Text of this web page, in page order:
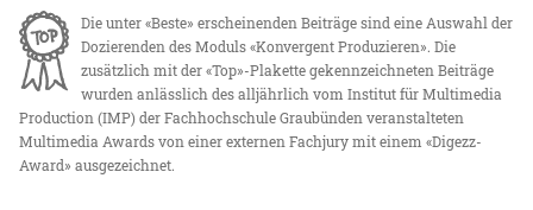
Die unter «Beste» erscheinenden Beiträge sind eine Auswahl der
Dozierenden des Moduls «Konvergent Produzieren». Die
zusätzlich mit der «Top»-Plakette gekennzeichneten Beiträge
wurden anlässlich des alljährlich vom Institut für Multimedia
Production (IMP) der Fachhochschule Graubünden veranstalteten
Multimedia Awards von einer externen Fachjury mit einem «Digezz-
Award» ausgezeichnet.